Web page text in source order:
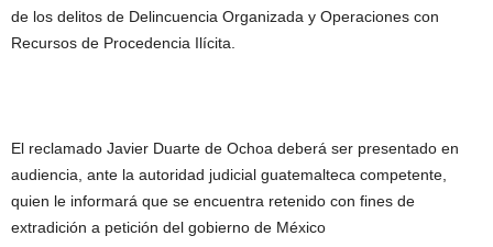
de los delitos de Delincuencia Organizada y Operaciones con
Recursos de Procedencia Ilícita.
El reclamado Javier Duarte de Ochoa deberá ser presentado en
audiencia, ante la autoridad judicial guatemalteca competente,
quien le informará que se encuentra retenido con fines de
extradición a petición del gobierno de México